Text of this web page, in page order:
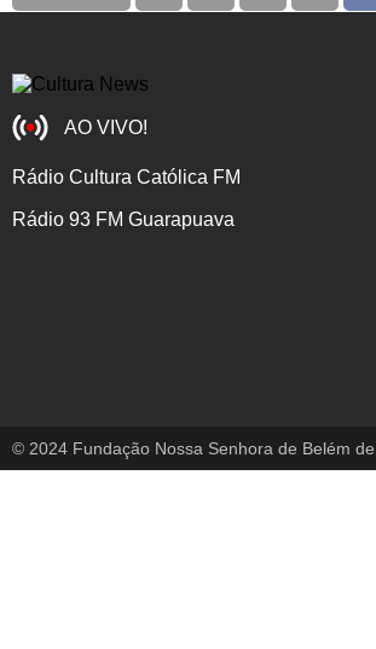
AO VIVO!
Rádio Cultura Católica FM
Rádio 93 FM Guarapuava
© 2024 Fundação Nossa Senhora de Belém